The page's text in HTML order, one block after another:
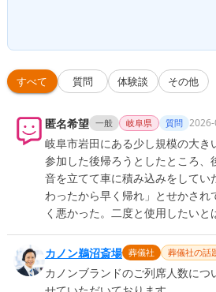
すべて 質問 体験談 その他
匿名希望 一般 岐阜県 質問
岐阜市岩田にある少し規模の大き
参加した後帰ろうとしたところ、
音を立てて車に積み込みをしてい
わったから早く帰れ」とせかされ
く悪かった。二度と使用したいと
カノン鵜沼斎場 葬儀社 葬儀社の話
カノンブランドのご列席人数につ